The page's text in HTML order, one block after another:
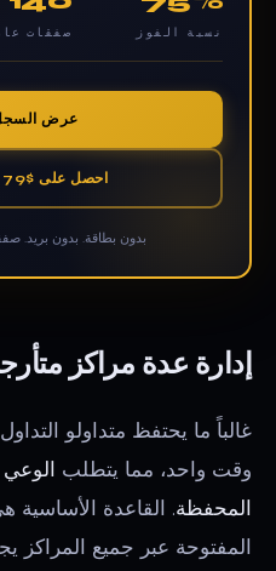
نسبة الفوز صفقات
عرض
احصل على ZENO · 79$/شهر
بدون بطاقة. بدون بريد.
إدارة عدة مراكز
وقت واحد، مما يتطلب
المحفظة. القاعدة الأساسية